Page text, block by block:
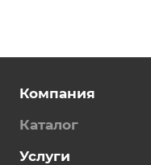
Компания
Каталог
Услуги